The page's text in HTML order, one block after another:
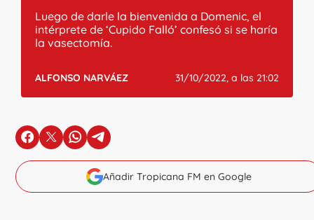
Luego de darle la bienvenida a Domenic, el
intérprete de ‘Cupido Falló’ confesó si se haría
la vasectomía.
ALFONSO NARVÁEZ 31/10/2022, a las 21:02
en Facebook
en Xen Whatsapp
en Telegram
Añadir Tropicana FM en Google